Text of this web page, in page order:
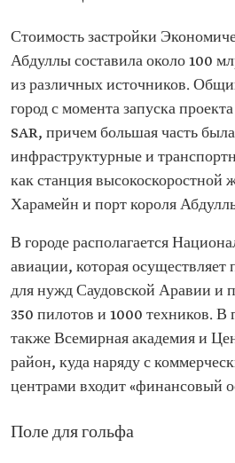
Стоимость застройки
Абдуллы составила около 100
из различных источников.
город с момента запуска
SAR, причем большая часть
инфраструктурные и
как станция высокоскоростной
Харамейн и порт короля
В городе располагается
авиации, которая осуществляет
для нужд Саудовской Аравии и
350 пилотов и 1000 техников. В
также Всемирная академия и
район, куда наряду с
центрами входит «финансовый
Поле для гольфа